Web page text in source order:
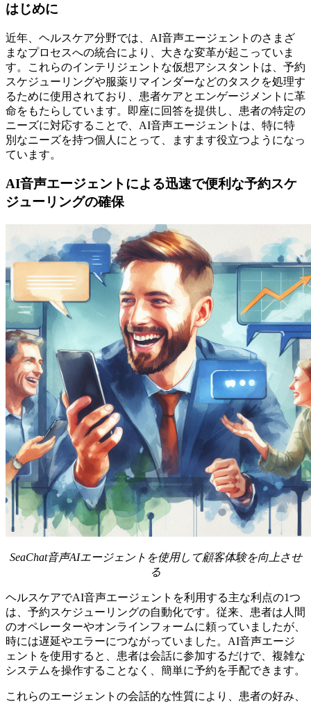
はじめに
近年、ヘルスケア分野では、AI音声エージェントのさまざ
まなプロセスへの統合により、大きな変革が起こっていま
す。これらのインテリジェントな仮想アシスタントは、予約
スケジューリングや服薬リマインダーなどのタスクを処理す
るために使用されており、患者ケアとエンゲージメントに革
命をもたらしています。即座に回答を提供し、患者の特定の
ニーズに対応することで、AI音声エージェントは、特に特
別なニーズを持つ個人にとって、ますます役立つようになっ
ています。
AI音声エージェントによる迅速で便利な予約スケ
ジューリングの確保
SeaChat音声AIエージェントを使用して顧客体験を向上させ
る
ヘルスケアでAI音声エージェントを利用する主な利点の1つ
は、予約スケジューリングの自動化です。従来、患者は人間
のオペレーターやオンラインフォームに頼っていましたが、
時には遅延やエラーにつながっていました。AI音声エージ
ェントを使用すると、患者は会話に参加するだけで、複雑な
システムを操作することなく、簡単に予約を手配できます。
これらのエージェントの会話的な性質により、患者の好み、